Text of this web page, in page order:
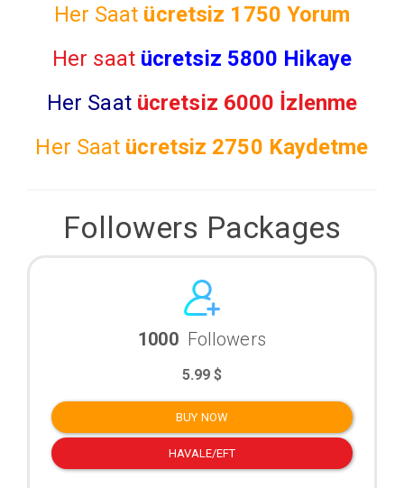
Her Saat ücretsiz 1750 Yorum
Her saat ücretsiz 5800 Hikaye
Her Saat ücretsiz 6000 İzlenme
Her Saat ücretsiz 2750 Kaydetme
Followers Packages
1000 Followers
5.99 $
BUY NOW
HAVALE/EFT